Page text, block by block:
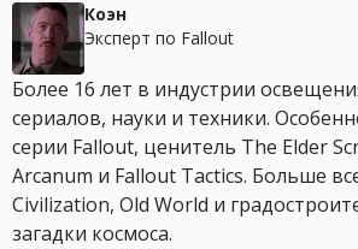
Коэн
Эксперт по Fallout
Более 16 лет в индустрии
сериалов, науки и техники.
серии Fallout, ценитель The Elder
Arcanum и Fallout Tactics. Больше
Civilization, Old World и
загадки космоса.